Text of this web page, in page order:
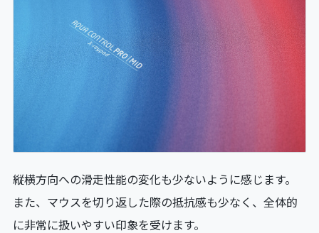
縦横方向への滑走性能の変化も少ないように感じます。
また、マウスを切り返した際の抵抗感も少なく、全体的
に非常に扱いやすい印象を受けます。